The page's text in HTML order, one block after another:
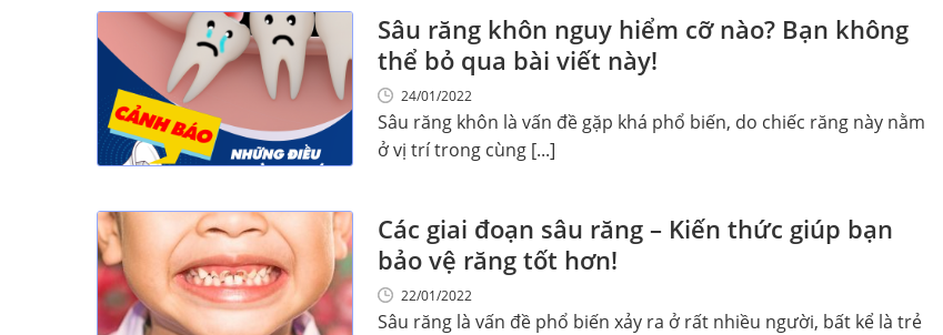
Sâu răng khôn nguy hiểm cỡ nào? Bạn không
thể bỏ qua bài viết này!
24/01/2022
Sâu răng khôn là vấn đề gặp khá phổ biến, do chiếc răng này nằm
ở vị trí trong cùng [...]
Các giai đoạn sâu răng – Kiến thức giúp bạn
bảo vệ răng tốt hơn!
22/01/2022
Sâu răng là vấn đề phổ biến xảy ra ở rất nhiều người, bất kể là trẻ